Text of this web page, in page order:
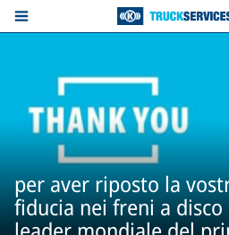
per aver riposto la
fiducia nei freni a disco